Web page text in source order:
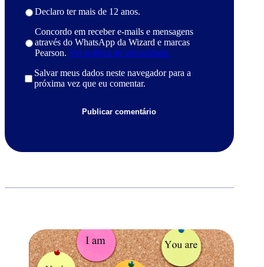
Declaro ter mais de 12 anos.
Concordo em receber e-mails e mensagens
através do WhatsApp da Wizard e marcas
Pearson. Ver política de privacidade.
Salvar meus dados neste navegador para a
próxima vez que eu comentar.